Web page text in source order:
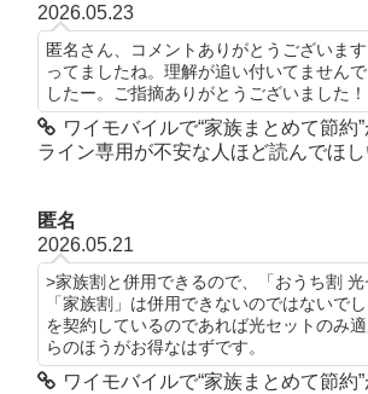
2026.05.23
匿名さん、コメントありがとうございま
ってましたね。理解が追い付いてません
したー。ご指摘ありがとうございました！
ワイモバイルで“家族まとめて節約
ライン専用が不安な人ほど読んでほ
匿名
2026.05.21
>家族割と併用できるので、「おうち割 光
「家族割」は併用できないのではないで
を契約しているのであれば光セットのみ
らのほうがお得なはずです。
ワイモバイルで“家族まとめて節約